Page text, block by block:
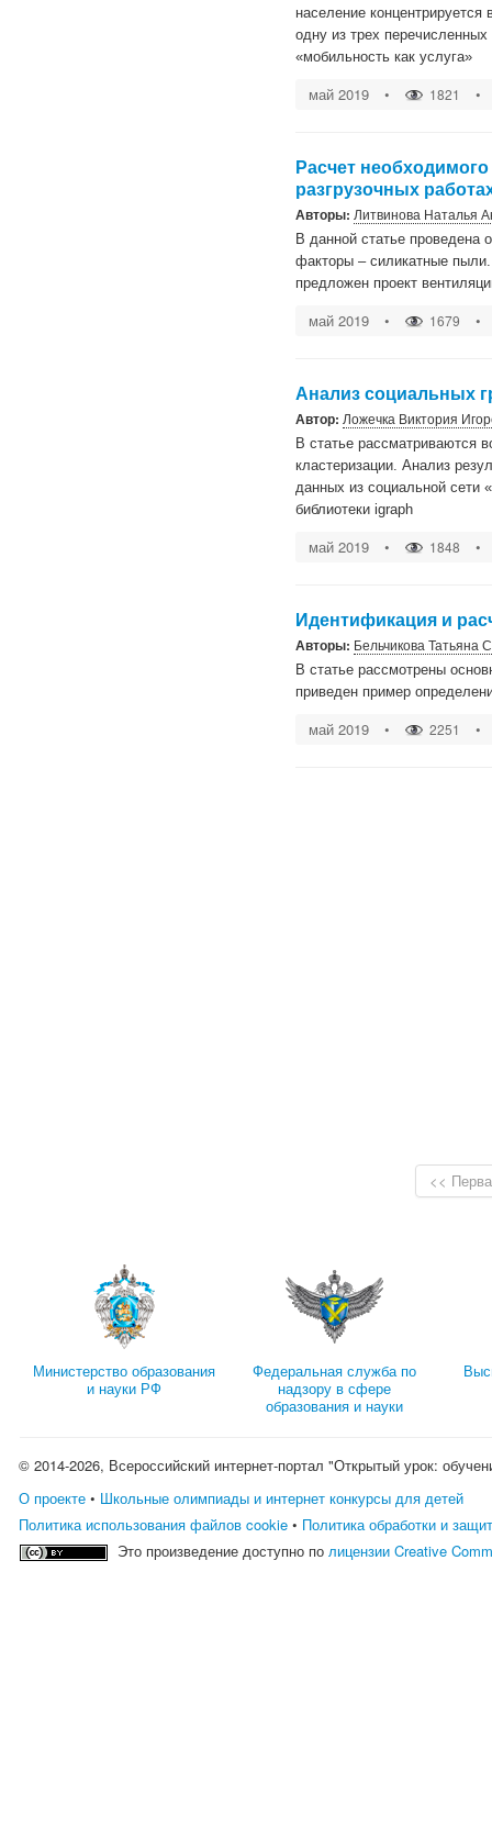
население
одну из трех
«мобильность как услуга»
май 2019 • 1821 •
Расчет
разгрузочных
Авторы: Литвинова Наталья
В данной статье проведена
факторы – силикатные
предложен проект
май 2019 • 1679 •
Анализ социальных
Автор: Ложечка Виктория
В статье рассматриваются
кластеризации. Анализ
данных из социальной сети
библиотеки igraph
май 2019 • 1848 •
Идентификация и
Авторы: Бельчикова Татьяна
В статье рассмотрены
приведен пример
май 2019 • 2251 •
<<
Министерство образования
и науки РФ
Федеральная служба по
надзору в сфере
образования и науки
© 2014-2026, Всероссийский интернет-портал "Открытый урок:
О проекте • Школьные олимпиады и интернет конкурсы для детей
Политика использования файлов cookie • Политика обработки и
Это произведение доступно полицензии Creative